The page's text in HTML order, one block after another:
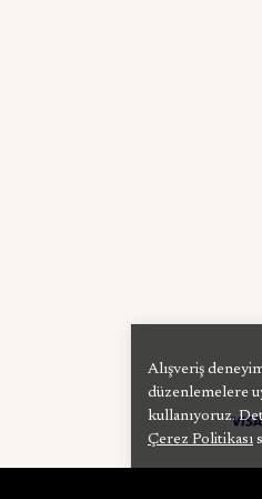
Alışveriş
düzenlemelere
kullanıyoruz.
Çerez Politikası